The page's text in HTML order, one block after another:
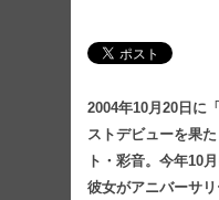
2004年10月20日に
ストデビューを果
ト・彩音。今年10
彼女がアニバーサ